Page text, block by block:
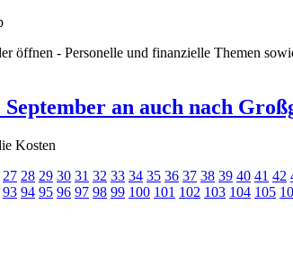
öffnen - Personelle und finanzielle Themen
an auch nach
Kosten
27 28 29 30 31 32 33 34 35 36 37 38 39 40 41 42
93 94 95 96 97 98 99 100 101 102 103 104 105